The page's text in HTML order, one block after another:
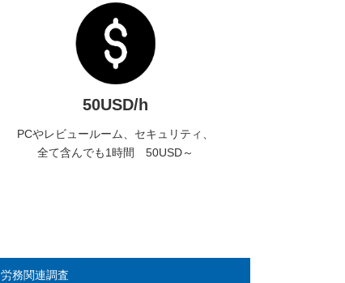
50USD/h
PCやレビュールーム、セキュリティ、
全て含んでも1時間 50USD～
労務関連調査